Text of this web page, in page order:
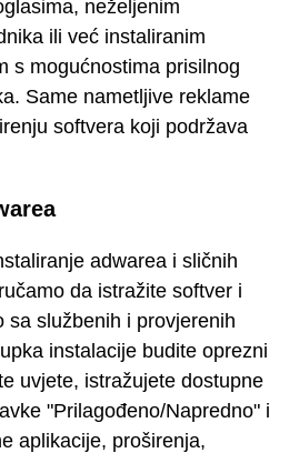
neželjenim
ili već instaliranim
s mogućnostima prisilnog
Same nametljive reklame
softvera koji podržava
adwarea i sličnih
da istražite softver i
sa službenih i provjerenih
instalacije budite oprezni
uvjete, istražujete dostupne
"Prilagođeno/Napredno" i
aplikacije, proširenja,